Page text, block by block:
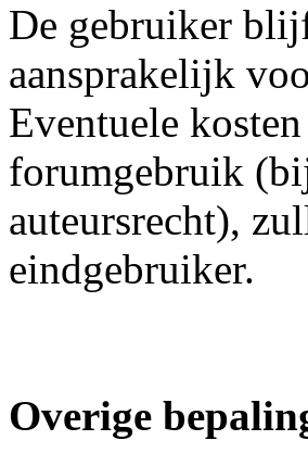
De gebruiker
aansprakelijk
Eventuele
forumgebruik
auteursrecht),
eindgebruiker.
Overige